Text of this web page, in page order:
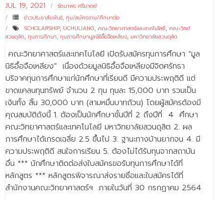
JUL 19, 2021
รัตนาพร ศรีมาตย์
ข่าวประชาสัมพันธ์, ทุน/สมัครงาน/ศึกษาต่อ
SCHOLARSHIP, UCHULIANG, คณะวิทยาศาสตร์และเทคโนโลยี, คณะวิทย์
สวนดุสิต, ทุนการศึกษา, ทุนการศึกษามูลนิธิอื้อจือเหลียง, มหาวิทยาลัยสวนดุสิต
คณะวิทยาศาสตร์และเทคโนโลยี เปิดรับสมัครทุนการศึกษา “มูล
นิธิอื้อจือเหลียง” เนื่องด้วยมูลนิธิอื้อจือเหลียงมีจิตศรัทธา
บริจาคทุนการศึกษาแก่นักศึกษาที่เรียนดี มีความประพฤติดี แต่
ขาดแคลนทุนทรัพย์ จำนวน 2 ทุน ทุนละ 15,000 บาท รวมเป็น
เงินทั้ง สิ้น 30,000 บาท (สามหมื่นบาทถ้วน) โดยผู้สมัครต้องมี
คุณสมบัติดังนี้ 1. ต้องเป็นนักศึกษาชั้นปีที่ 2 ถึงปีที่ 4 ศึกษา
คณะวิทยาศาสตร์และเทคโนโลยี มหาวิทยาลัยสวนดุสิต 2. ผล
การศึกษาได้เกรดเฉลี่ย 2.5 ขึ้นไป 3. ฐานะทางบ้านยากจน 4. มี
ความประพฤติดี สนใจการเรียน 5. ต้องไม่ได้รับทุนจากสถาบัน
อื่น *** นักศึกษาติดต่อส่งใบสมัครขอรับทุนการศึกษาได้ที่
หลักสูตร *** หลักสูตรพิจารณาส่งรายชื่อและใบสมัครได้ที่
สำนักงานคณะวิทยาศาสตร์ฯ ภายในวันที่ 30 กรกฏาคม 2564